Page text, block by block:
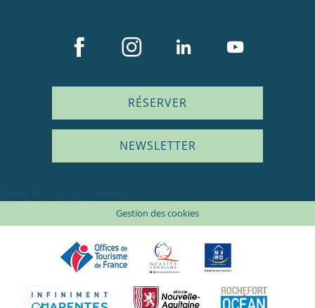
RÉSERVER
NEWSLETTER
Gestion des cookies